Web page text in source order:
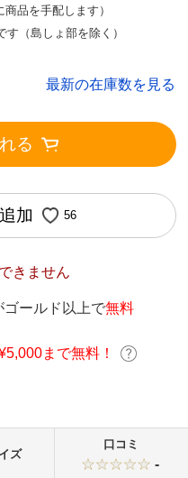
商品を手配します）
（島しょ部を除く）
最新の在庫数を見る
る
加 56
きません
ゴールド以上で無料
まで無料！
ズ
口コミ
-